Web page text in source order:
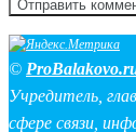
©
Учредитель,
сфере связи,